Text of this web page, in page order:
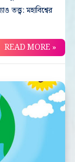
মহাবিশ্বের
READ MORE »